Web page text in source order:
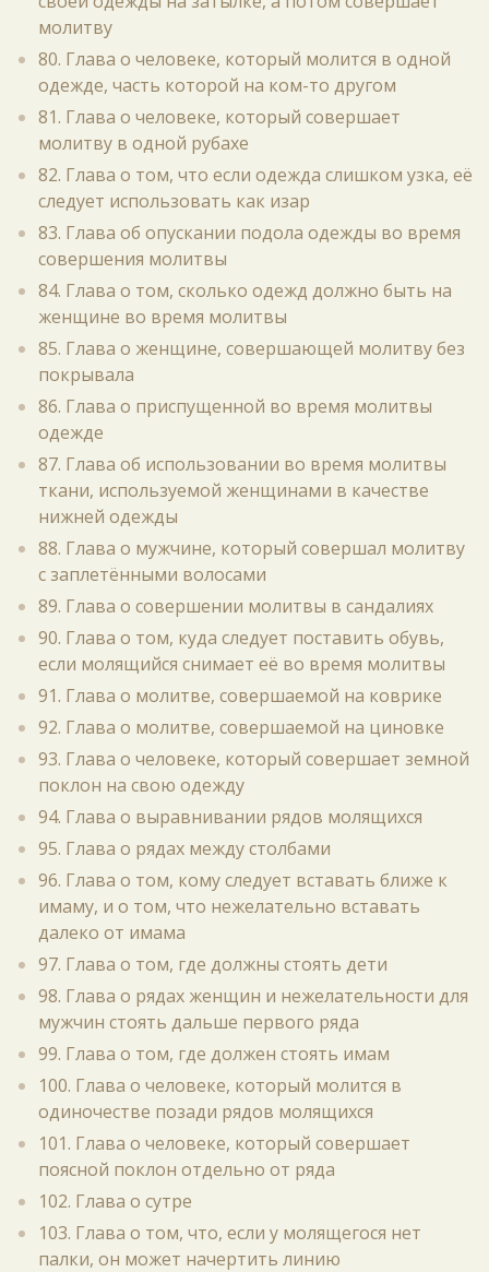
молитву
80. Глава о человеке, который молится в одной
одежде, часть которой на ком-то другом
81. Глава о человеке, который совершает
молитву в одной рубахе
82. Глава о том, что если одежда слишком узка, её
следует использовать как изар
83. Глава об опускании подола одежды во время
совершения молитвы
84. Глава о том, сколько одежд должно быть на
женщине во время молитвы
85. Глава о женщине, совершающей молитву без
покрывала
86. Глава о приспущенной во время молитвы
одежде
87. Глава об использовании во время молитвы
ткани, используемой женщинами в качестве
нижней одежды
88. Глава о мужчине, который совершал молитву
с заплетёнными волосами
89. Глава о совершении молитвы в сандалиях
90. Глава о том, куда следует поставить обувь,
если молящийся снимает её во время молитвы
91. Глава о молитве, совершаемой на коврике
92. Глава о молитве, совершаемой на циновке
93. Глава о человеке, который совершает земной
поклон на свою одежду
94. Глава о выравнивании рядов молящихся
95. Глава о рядах между столбами
96. Глава о том, кому следует вставать ближе к
имаму, и о том, что нежелательно вставать
далеко от имама
97. Глава о том, где должны стоять дети
98. Глава о рядах женщин и нежелательности для
мужчин стоять дальше первого ряда
99. Глава о том, где должен стоять имам
100. Глава о человеке, который молится в
одиночестве позади рядов молящихся
101. Глава о человеке, который совершает
поясной поклон отдельно от ряда
102. Глава о сутре
103. Глава о том, что, если у молящегося нет
палки, он может начертить линию